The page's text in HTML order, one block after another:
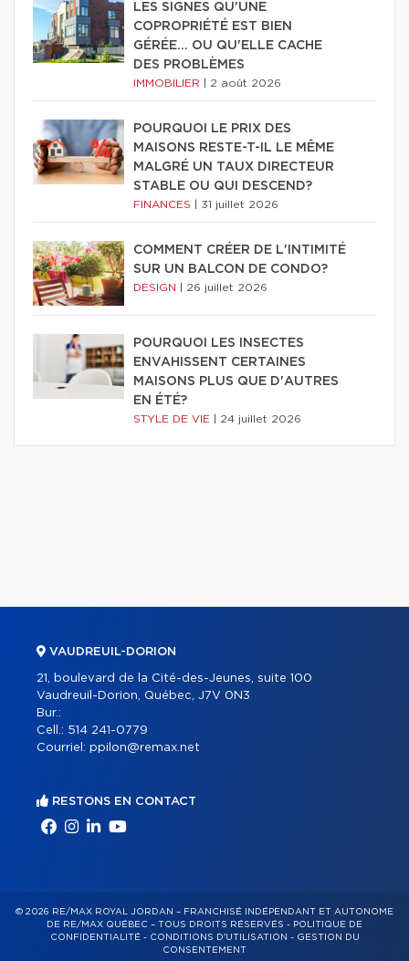
LES SIGNES QU'UNE
COPROPRIÉTÉ EST BIEN
GÉRÉE… OU QU'ELLE CACHE
DES PROBLÈMES
IMMOBILIER 2 août 2026
POURQUOI LE PRIX DES
MAISONS RESTE-T-IL LE MÊME
MALGRÉ UN TAUX DIRECTEUR
STABLE OU QUI DESCEND?
FINANCES 31 juillet 2026
COMMENT CRÉER DE L'INTIMITÉ
SUR UN BALCON DE CONDO?
DESIGN 26 juillet 2026
POURQUOI LES INSECTES
ENVAHISSENT CERTAINES
MAISONS PLUS QUE D'AUTRES
EN ÉTÉ?
STYLE DE VIE 24 juillet 2026
VAUDREUIL-DORION
21, boulevard de la Cité-des-Jeunes, suite 100
Vaudreuil-Dorion, Québec, J7V 0N3
Bur.:
Cell.: 514 241-0779
Courriel: ppilon@remax.net
RESTONS EN CONTACT
© 2026 RE/MAX ROYAL JORDAN – FRANCHISÉ INDÉPENDANT ET AUTONOME
DE RE/MAX QUÉBEC – TOUS DROITS RÉSERVÉS - POLITIQUE DE
CONFIDENTIALITÉ- CONDITIONS D'UTILISATION - GESTION DU
CONSENTEMENT